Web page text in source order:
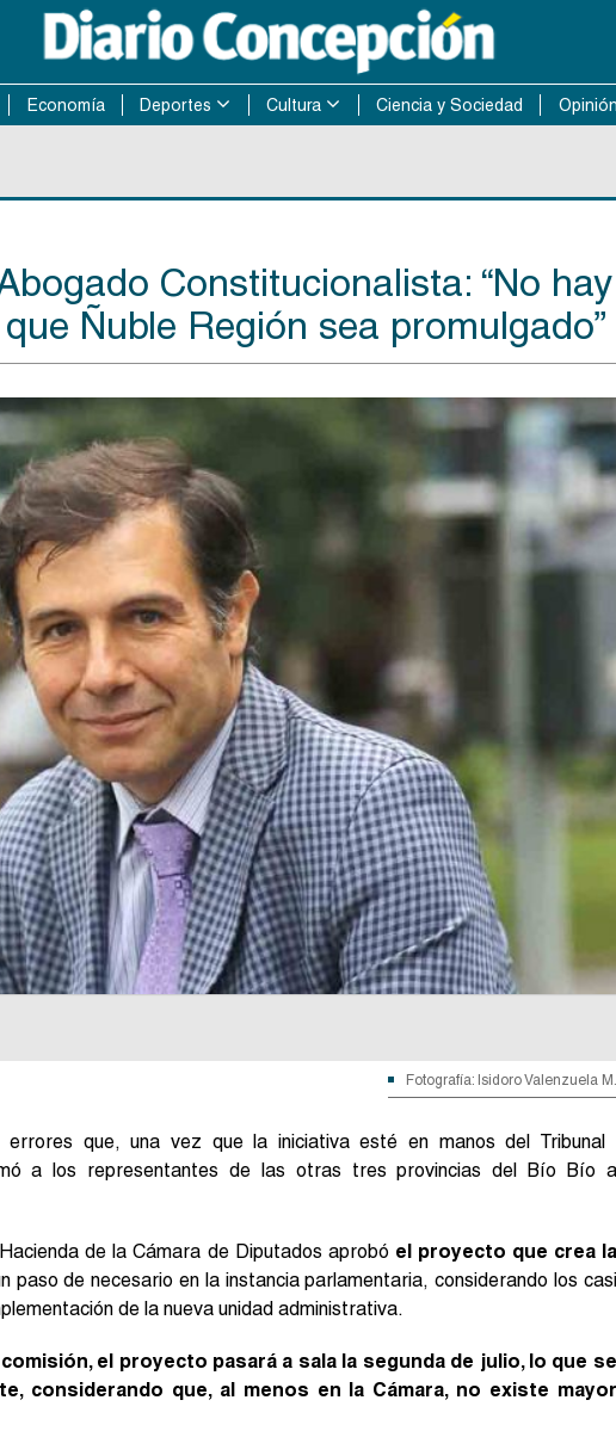
Economía Deportes Cultura Ciencia y Sociedad Opinión
Constitucionalista: “No hay
Ñuble Región sea promulgado”
Fotografía: Isidoro Valenzuela M.
que, una vez que la iniciativa esté en manos del Tribunal
a los representantes de las otras tres provincias del Bío Bío a
de la Cámara de Diputados aprobó el proyecto que crea la
paso de necesario en la instancia parlamentaria, considerando los casi
de la nueva unidad administrativa.
el proyecto pasará a sala la segunda de julio, lo que se
considerando que, al menos en la Cámara, no existe mayor